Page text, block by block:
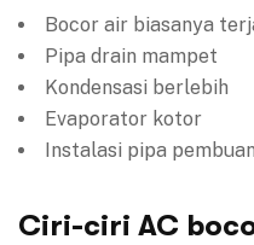
Bocor air biasanya
Pipa drain mampet
Kondensasi berlebih
Evaporator kotor
Instalasi pipa
Ciri-ciri AC